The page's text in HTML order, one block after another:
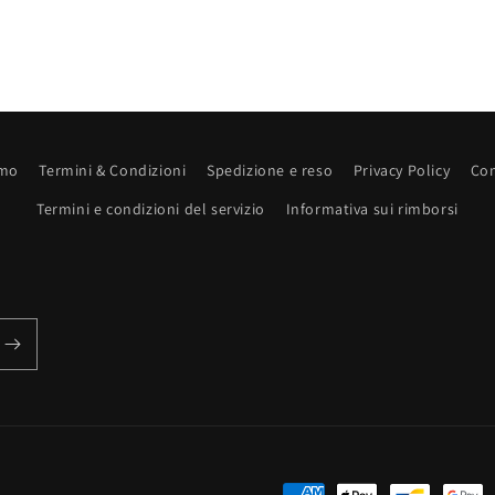
Termini & Condizioni Spedizione e reso Privacy Policy
Termini e condizioni del servizio
Informativa sui rimborsi